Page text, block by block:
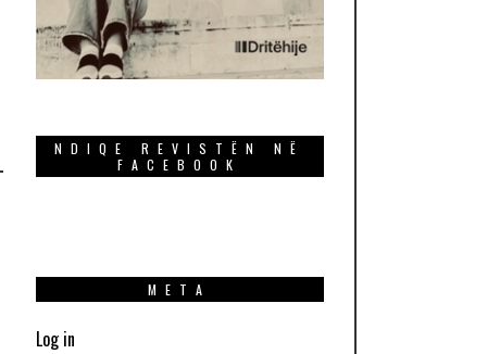
NDIQE REVISTËN NË
FACEBOOK
META
Log in